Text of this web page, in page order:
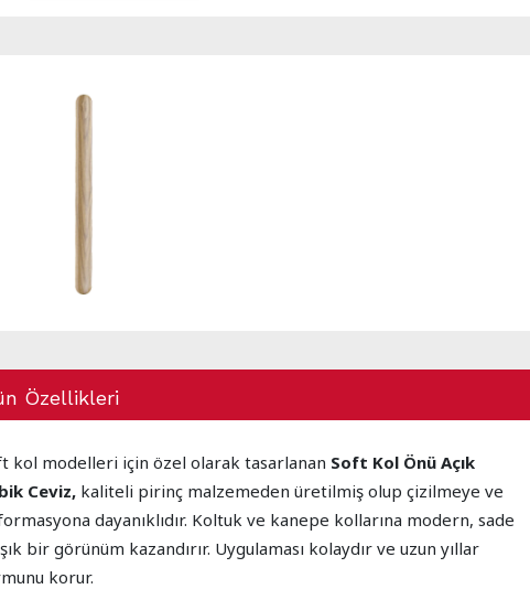
Özellikleri
kol modelleri için özel olarak tasarlanan Soft Kol Önü Açık
Ceviz, kaliteli pirinç malzemeden üretilmiş olup çizilmeye ve
dayanıklıdır. Koltuk ve kanepe kollarına modern, sade
bir görünüm kazandırır. Uygulaması kolaydır ve uzun yıllar
korur.